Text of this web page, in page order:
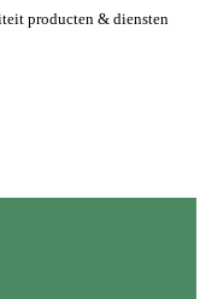
producten & diensten